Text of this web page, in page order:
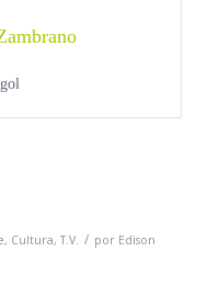
, Cultura,T.V. / por Edison